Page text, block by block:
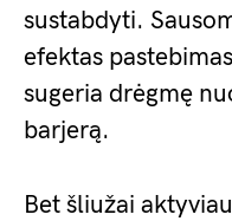
sustabdyti.
efektas
sugeria drėgmę
barjerą.
Bet šliužai